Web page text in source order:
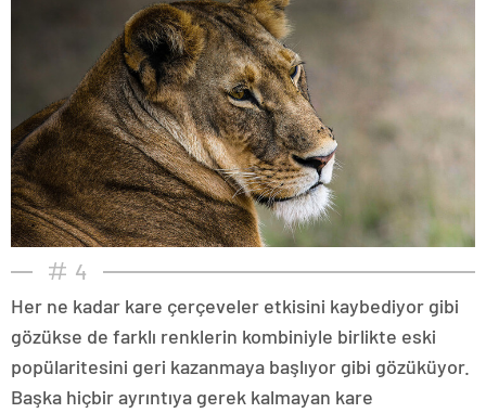
4
Her ne kadar kare çerçeveler etkisini kaybediyor gibi
gözükse de farklı renklerin kombiniyle birlikte eski
popülaritesini geri kazanmaya başlıyor gibi gözüküyor.
Başka hiçbir ayrıntıya gerek kalmayan kare